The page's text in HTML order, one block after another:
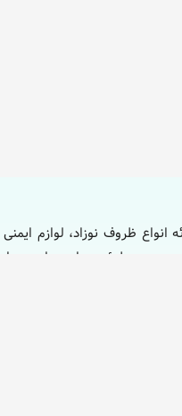
انواع ظروف نوزاد، لوازم
مطمئن، ساده و ایمن برای